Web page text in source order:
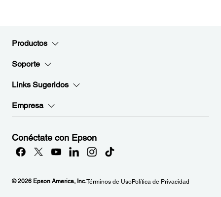
Productos
Soporte
Links Sugeridos
Empresa
Conéctate con Epson
© 2026 Epson America, Inc.Términos de UsoPolítica de Privacidad